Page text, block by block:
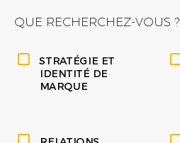
QUE RECHERCHEZ-VOUS ?
STRATÉGIE ET
IDENTITÉ DE
MARQUE